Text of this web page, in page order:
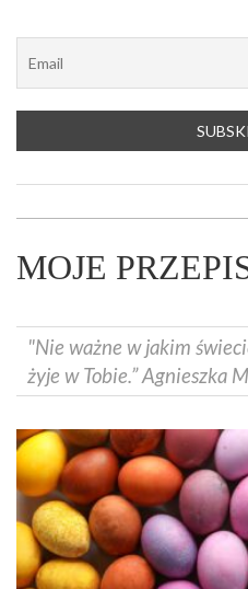
MOJE
"Nie ważne w jakim
żyje w Tobie.” Agnieszka